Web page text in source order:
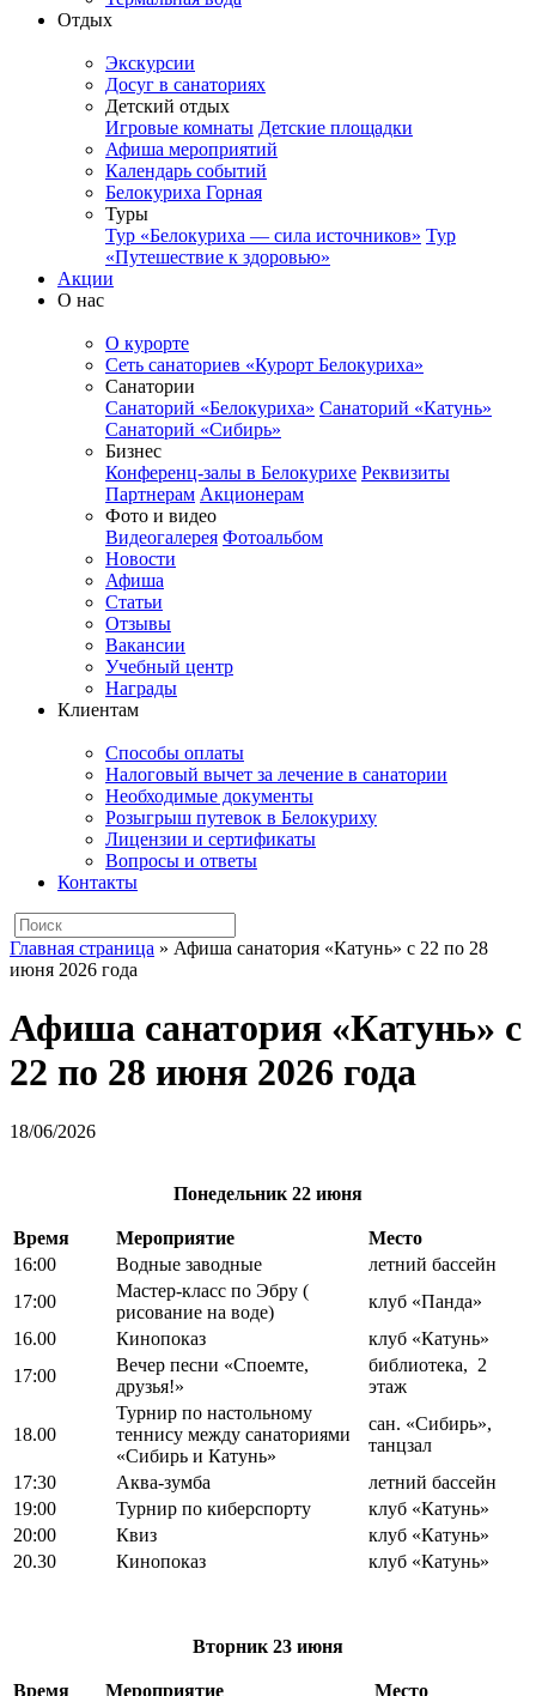
Отдых
Экскурсии
Досуг в санаториях
Детский отдых
Игровые комнаты Детские площадки
Афиша мероприятий
Календарь событий
Белокуриха Горная
Туры
Тур «Белокуриха — сила источников» Тур
«Путешествие к здоровью»
Акции
О нас
О курорте
Сеть санаториев «Курорт Белокуриха»
Санатории
Санаторий «Белокуриха» Санаторий «Катунь»
Санаторий «Сибирь»
Бизнес
Конференц-залы в Белокурихе Реквизиты
Партнерам Акционерам
Фото и видео
Видеогалерея Фотоальбом
Новости
Афиша
Статьи
Отзывы
Вакансии
Учебный центр
Награды
Клиентам
Способы оплаты
Налоговый вычет за лечение в санатории
Необходимые документы
Розыгрыш путевок в Белокуриху
Лицензии и сертификаты
Вопросы и ответы
Контакты
Главная страница » Афиша санатория «Катунь» с 22 по 28
июня 2026 года
Афиша санатория «Катунь» с
22 по 28 июня 2026 года
18/06/2026
Понедельник 22 июня
Время Мероприятие
Место
16:00
Водные заводные
летний бассейн
17:00
Мастер-класс по Эбру (
рисование на воде)
клуб «Панда»
16.00
Кинопоказ
клуб «Катунь»
17:00
Вечер песни «Споемте,
друзья!»
библиотека, 2
этаж
18.00
Турнир по настольному
теннису между санаториями
«Сибирь и Катунь»
сан. «Сибирь»,
танцзал
17:30
Аква-зумба
летний бассейн
19:00
Турнир по киберспорту
клуб «Катунь»
20:00
Квиз
клуб «Катунь»
20.30
Кинопоказ клуб «Катунь»
Вторник 23 июня
Время Мероприятие Место